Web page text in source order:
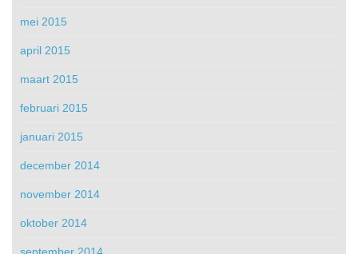
mei 2015
april 2015
maart 2015
februari 2015
januari 2015
december 2014
november 2014
oktober 2014